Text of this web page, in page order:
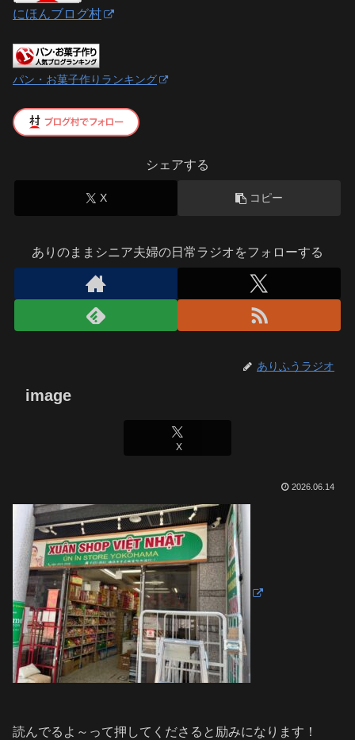
にほんブログ村
パン・お菓子作りランキング
シェアする
X コピー
ありのままシニア夫婦の日常ラジオをフォローする
ありふうラジオ
image
X
2026.06.14
読んでるよ～って押してくださると励みになります！